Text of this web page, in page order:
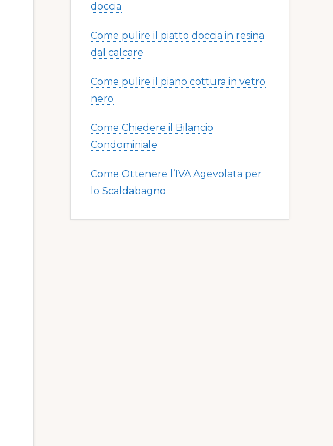
doccia​​
Come pulire il piatto doccia in resina
dal calcare​​
Come pulire il piano cottura in vetro
nero​​
Come Chiedere il Bilancio
Condominiale
Come Ottenere l’IVA Agevolata per
lo Scaldabagno